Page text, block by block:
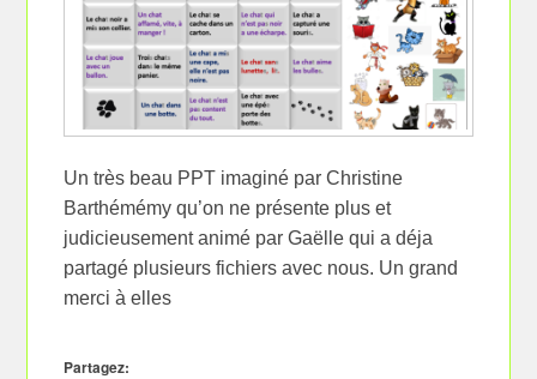
Un très beau PPT imaginé par Christine
Barthémémy qu’on ne présente plus et
judicieusement animé par Gaëlle qui a déja
partagé plusieurs fichiers avec nous. Un grand
merci à elles
Partagez: